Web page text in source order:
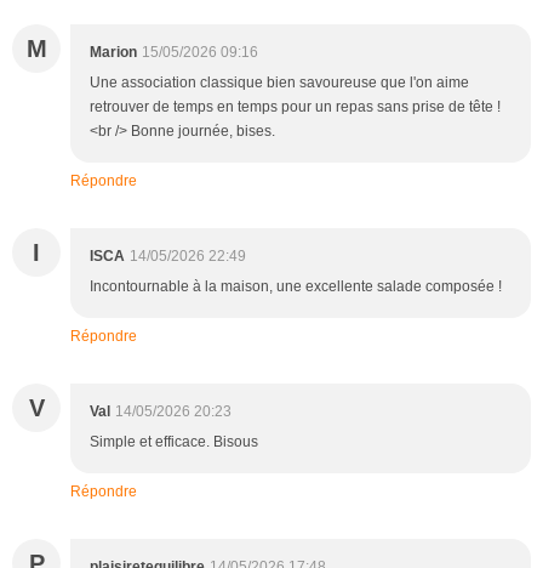
M Marion 15/05/2026 09:16
Une association classique bien savoureuse que l'on aime
retrouver de temps en temps pour un repas sans prise de tête !
<br /> Bonne journée, bises.
Répondre
I ISCA 14/05/2026 22:49
Incontournable à la maison, une excellente salade composée !
Répondre
V Val 14/05/2026 20:23
Simple et efficace. Bisous
Répondre